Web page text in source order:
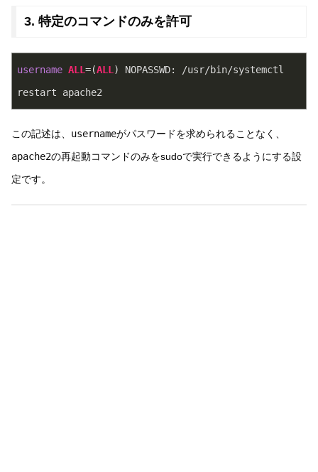
3. 特定のコマンドのみを許可
username ALL=(ALL) NOPASSWD: /usr/bin/systemctl
restart apache2
この記述は、 usernameがパスワードを求められることなく、
apache2の再起動コマンドのみをsudoで実行できるようにする設
定です。